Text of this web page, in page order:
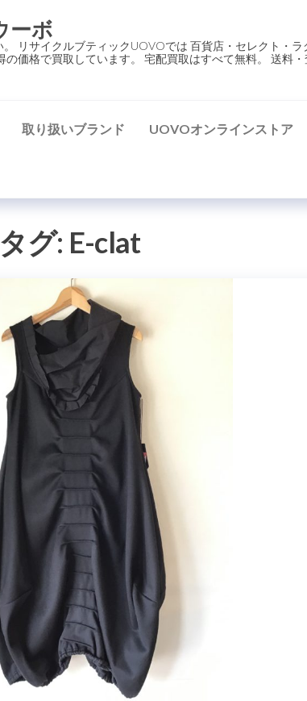
ーボ
リサイクルブティックUOVOでは 百貨店・セレクト・
価格で買取しています。 宅配買取はすべて無料。 送料
取り扱いブランド UOVOオンラインストア
タグ: E-clat